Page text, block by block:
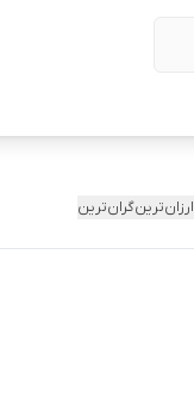
ارزان‌ترینگران‌ترین